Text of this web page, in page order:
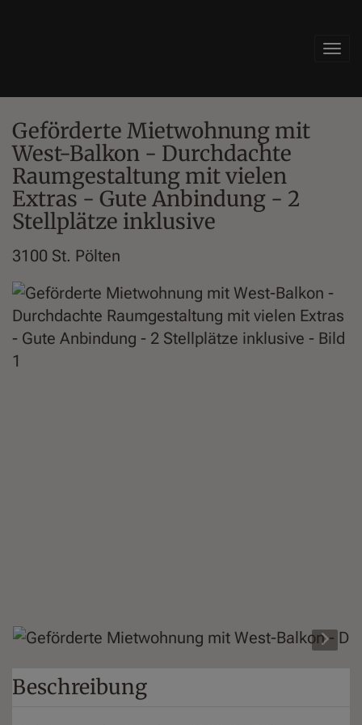
Geförderte Mietwohnung mit
West-Balkon - Durchdachte
Raumgestaltung mit vielen
Extras - Gute Anbindung - 2
Stellplätze inklusive
3100 St. Pölten
Beschreibung